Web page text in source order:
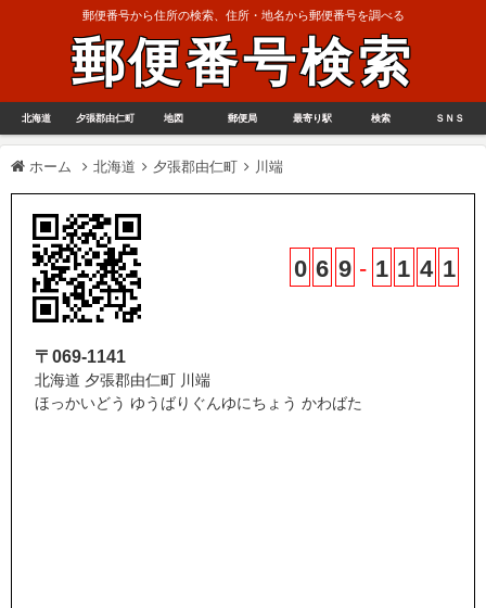
郵便番号から住所の検索、住所・地名から郵便番号を調べる
郵便番号検索
北海道 夕張郡由仁町 地図 郵便局 最寄り駅 検索 ＳＮＳ
ホーム 北海道 夕張郡由仁町 川端
0 6 9 - 1 1 4 1
〒069-1141
北海道 夕張郡由仁町 川端
ほっかいどう ゆうばりぐんゆにちょう かわばた